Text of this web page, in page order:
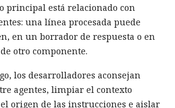
principal está relacionado con
una línea procesada puede
en un borrador de respuesta o en
otro componente.
los desarrolladores aconsejan
agentes, limpiar el contexto
origen de las instrucciones e aislar